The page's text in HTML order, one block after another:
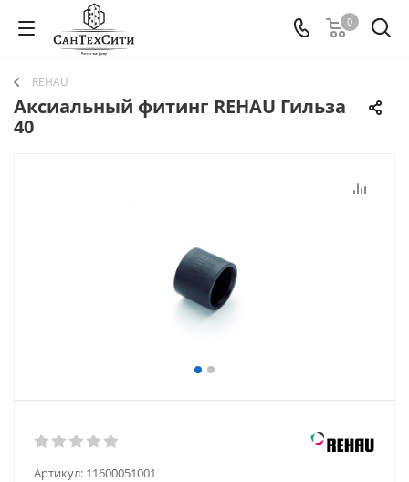
0
REHAU
Аксиальный фитинг REHAU Гильза
40
Артикул: 11600051001